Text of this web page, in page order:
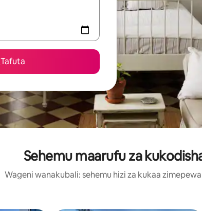
Tafuta
Sehemu maarufu za
Wageni wanakubali: sehemu hizi za kukaa